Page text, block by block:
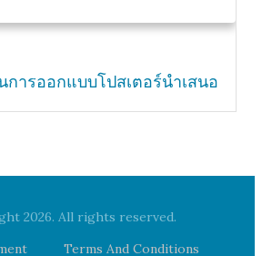
การออกแบบโปสเตอร์นำเสนอ
2026. All rights reserved.
Terms And Conditions